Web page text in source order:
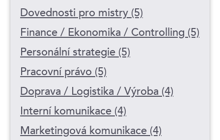
Dovednosti pro mistry (5)
Finance / Ekonomika / Controlling (5)
Personální strategie (5)
Pracovní právo (5)
Doprava / Logistika / Výroba (4)
Interní komunikace (4)
Marketingová komunikace (4)